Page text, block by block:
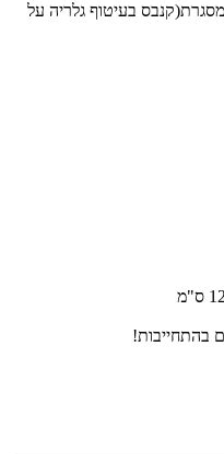
בעיטוף גלריה על
בהתחייבות!